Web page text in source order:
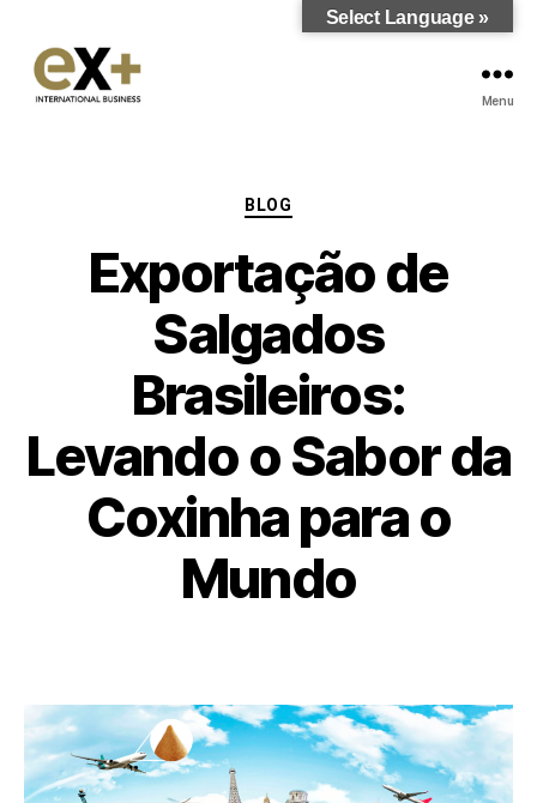
Menu
BLOG
Exportação de
Salgados
Brasileiros:
Levando o Sabor da
Coxinha para o
Mundo
Select Language »